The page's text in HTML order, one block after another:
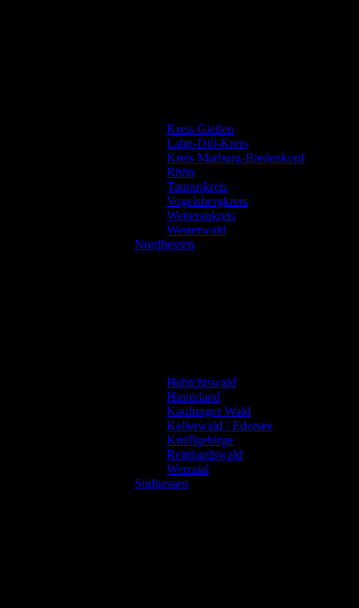
Kreis Gießen
Lahn-Dill-Kreis
Kreis Marburg-Biedenkopf
Rhön
Taunuskreis
Vogelsbergkreis
Wetteraukreis
Westerwald
Nordhessen
Habichtswald
Hinterland
Kaufunger Wald
Kellerwald / Edersee
Knüllgebirge
Reinhardswald
Werratal
Südhessen